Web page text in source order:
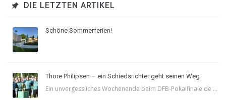
DIE LETZTEN ARTIKEL
Schöne Sommerferien!
Thore Philipsen – ein Schiedsrichter geht seinen Weg
Ein unvergessliches Wochenende beim DFB-Pokalfinale de ...